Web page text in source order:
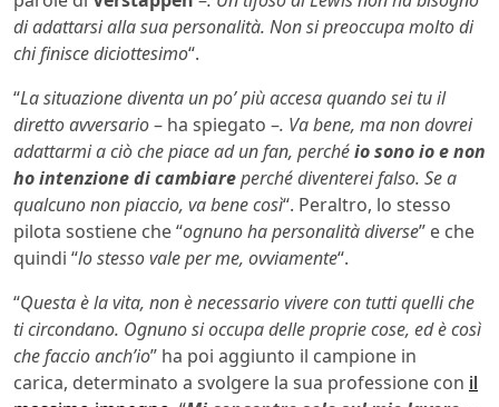
di adattarsi alla sua personalità. Non si preoccupa molto di
chi finisce diciottesimo“.
“La situazione diventa un po’ più accesa quando sei tu il
diretto avversario– ha spiegato –. Va bene, ma non dovrei
adattarmi a ciò che piace ad un fan, perchéio sono io e non
ho intenzione di cambiareperché diventerei falso. Se a
qualcuno non piaccio, va bene così“. Peraltro, lo stesso
pilota sostiene che “ognuno ha personalità diverse” e che
quindi “lo stesso vale per me, ovviamente“.
“Questa è la vita, non è necessario vivere con tutti quelli che
ti circondano. Ognuno si occupa delle proprie cose, ed è così
che faccio anch’io” ha poi aggiunto il campione in
carica, determinato a svolgere la sua professione con il